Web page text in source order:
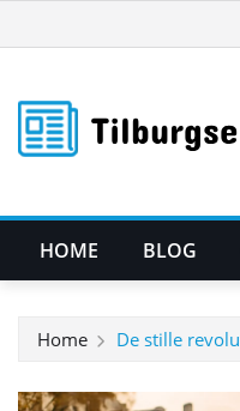
naar
inhoud
HOME BLOG
Home De stille